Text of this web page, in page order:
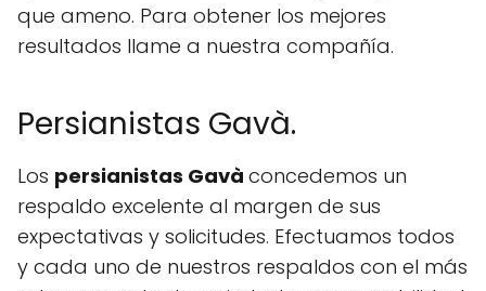
que ameno. Para obtener los mejores
resultados llame a nuestra compañía.
Persianistas Gavà.
Los persianistas Gavà concedemos un
respaldo excelente al margen de sus
expectativas y solicitudes. Efectuamos todos
y cada uno de nuestros respaldos con el más